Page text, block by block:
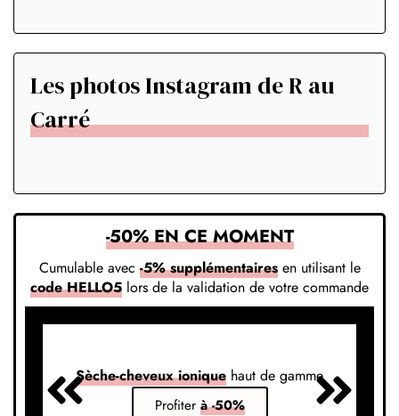
Les photos Instagram de R au
Carré
-50% EN CE MOMENT
Cumulable avec -5% supplémentairesen utilisant le
code HELLO5 lors de la validation de votre commande
Sèche-cheveux ionique haut de gamme
Profiter à -50%